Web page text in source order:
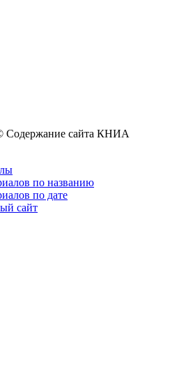
Содержание сайта КНИА
по названию
по дате
сайт